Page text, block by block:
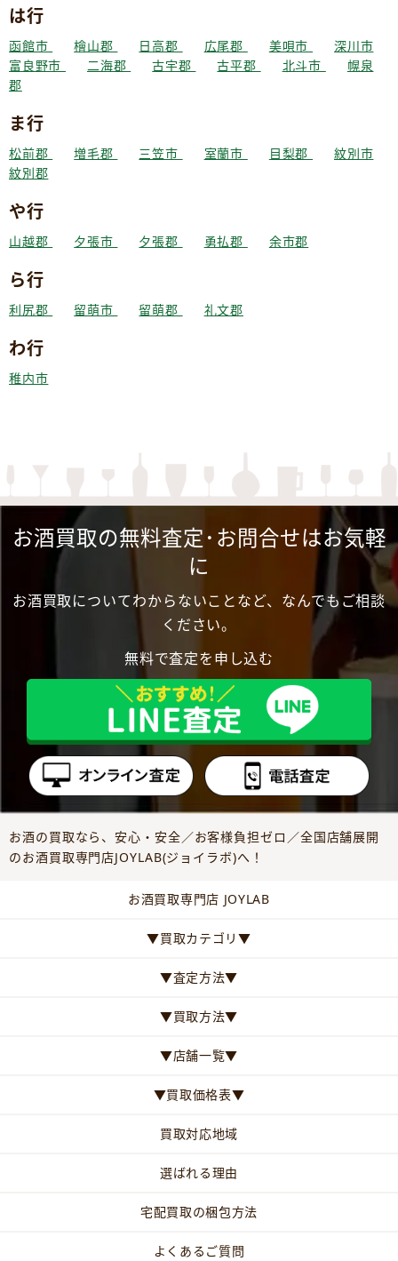
は行
函館市 檜山郡 日高郡 広尾郡 美唄市
深川市
富良野市
二海郡 古宇郡 古平郡 北斗市
幌泉
郡
ま行
松前郡 増毛郡 三笠市 室蘭市 目梨郡
紋別市
紋別郡
や行
山越郡 夕張市 夕張郡 勇払郡 余市郡
ら行
利尻郡 留萌市 留萌郡 礼文郡
わ行
稚内市
お酒買取の無料査定･お問合せはお気軽
に
お酒買取についてわからないことなど、なんでもご相談
ください。
無料で査定を申し込む
お酒の買取なら、安心・安全／お客様負担ゼロ／全国店舗展開
のお酒買取専門店JOYLAB(ジョイラボ)へ！
お酒買取専門店 JOYLAB
▼買取カテゴリ▼
▼査定方法▼
▼買取方法▼
▼店舗一覧▼
▼買取価格表▼
買取対応地域
選ばれる理由
宅配買取の梱包方法
よくあるご質問